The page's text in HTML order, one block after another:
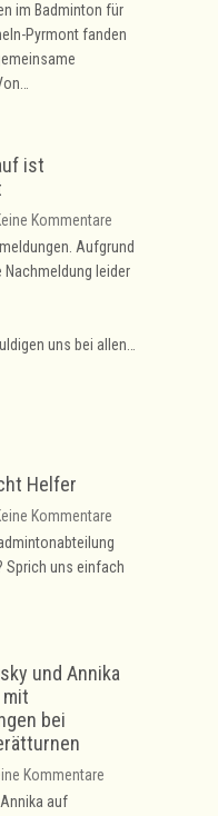
im Badminton für
Pyrmont fanden
ist
Kommentare
Aufgrund
leider
uns bei allen…
Helfer
Kommentare
Sprich uns einfach
und Annika
mit
bei
Kommentare
auf